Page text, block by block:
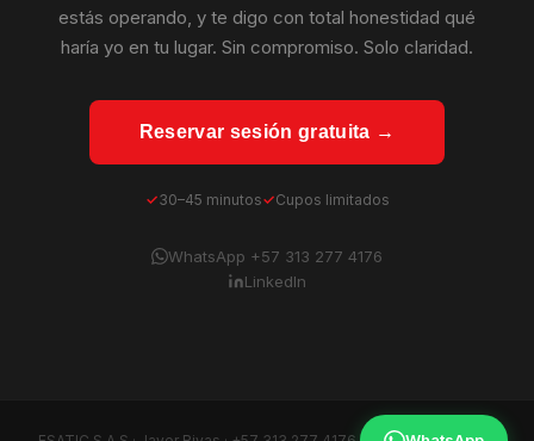
estás operando, y te digo con total honestidad qué
haría yo en tu lugar. Sin compromiso. Solo claridad.
Reservar sesión gratuita →
30–45 minutos Cupos limitados
WhatsApp +57 313 277 4176
LinkedIn